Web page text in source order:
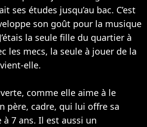
ses études jusqu’au bac. C’est
son goût pour la musique
la seule fille du quartier à
les mecs, la seule à jouer de la
elle.
comme elle aime à le
père, cadre, qui lui offre sa
7 ans. Il est aussi un